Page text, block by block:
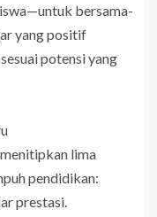
bersama-
yang positif
potensi yang
lima
pendidikan:
prestasi.